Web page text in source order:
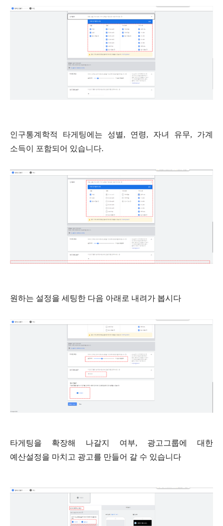
인구통계학적 타게팅에는 성별, 연령, 자녀 유무, 가계
소득이
포함되어 있습니다.
원하는 설정을 세팅한 다음 아래로 내려가 봅시다
타게팅을 확장해 나갈지 여부, 광고그룹에 대한
예산설정을 마치고 광고를 만들어 갈 수 있습니다